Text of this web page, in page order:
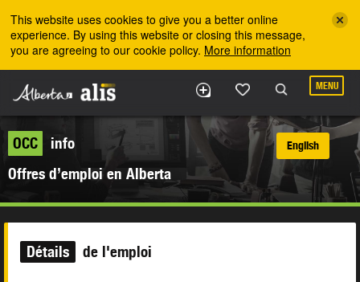
This website uses cookies to give you a better online
experience. By using this website or closing this message,
you are agreeing to our cookie policy. More information
MENU
OCC
info
Offres d’emploi en Alberta
English
Détails de l'emploi